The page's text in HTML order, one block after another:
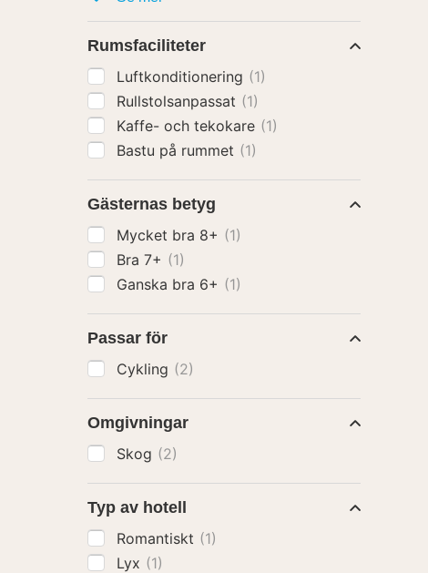
Rumsfaciliteter
Luftkonditionering (1)
Rullstolsanpassat (1)
Kaffe- och tekokare (1)
Bastu på rummet (1)
Gästernas betyg
Mycket bra 8+ (1)
Bra 7+ (1)
Ganska bra 6+ (1)
Passar för
Cykling (2)
Omgivningar
Skog (2)
Typ av hotell
Romantiskt (1)
Lyx (1)